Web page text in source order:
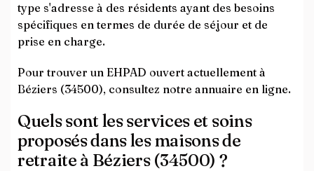
type s'adresse à des résidents ayant des besoins
spécifiques en termes de durée de séjour et de
prise en charge.
Pour trouver un EHPAD ouvert actuellement à
Béziers (34500), consultez notre annuaire en ligne.
Quels sont les services et soins
proposés dans les maisons de
retraite à Béziers (34500) ?